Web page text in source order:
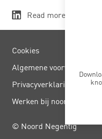
Read more
Cookies
Algemene voorwaarden
Privacy­verklaring
Werken bij noord negentig
© Noord Negentig